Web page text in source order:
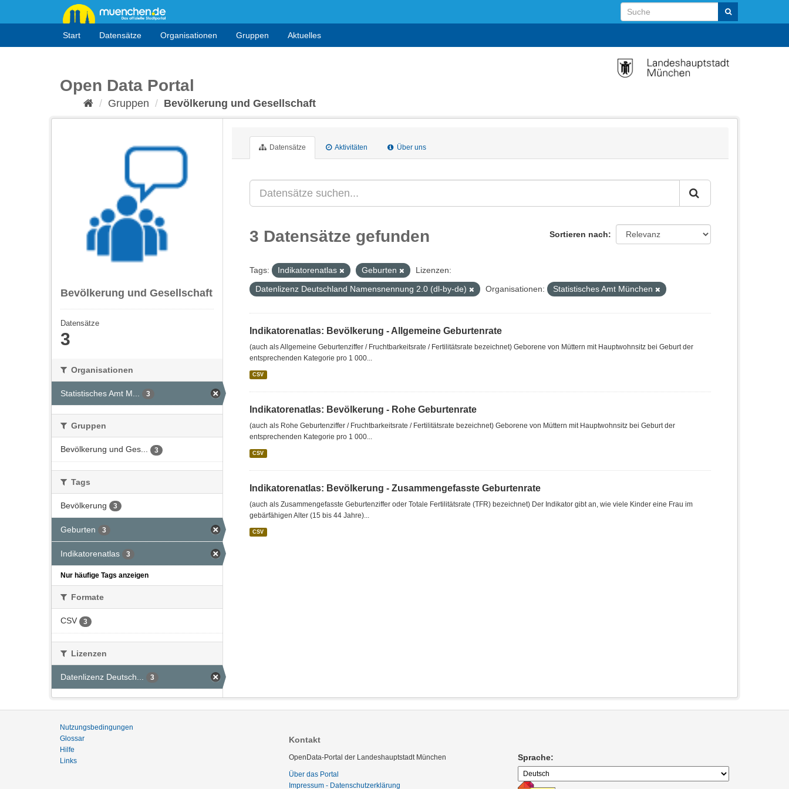
Start Datensätze Organisationen Gruppen Aktuelles
Open Data Portal
Gruppen Bevölkerung und Gesellschaft
Bevölkerung und Gesellschaft
Datensätze
3
Organisationen
Statistisches Amt M... 3
Gruppen
Bevölkerung und Ges... 3
Tags
Bevölkerung 3
Geburten 3
Indikatorenatlas 3
Nur häufige Tags anzeigen
Formate
CSV 3
Lizenzen
Datenlizenz Deutsch... 3
Datensätze Aktivitäten Über uns
Sortieren nach
3 Datensätze gefunden
Tags: Indikatorenatlas Geburten
Lizenzen:
Datenlizenz Deutschland Namensnennung 2.0 (dl-by-de)
Organisationen: Statistisches Amt München
Indikatorenatlas: Bevölkerung - Allgemeine Geburtenrate
(auch als Allgemeine Geburtenziffer / Fruchtbarkeitsrate / Fertilitätsrate bezeichnet) Geborene von Müttern mit Hauptwohnsitz bei Geburt der
entsprechenden Kategorie pro 1 000...
CSV
Indikatorenatlas: Bevölkerung - Rohe Geburtenrate
(auch als Rohe Geburtenziffer / Fruchtbarkeitsrate / Fertilitätsrate bezeichnet) Geborene von Müttern mit Hauptwohnsitz bei Geburt der
entsprechenden Kategorie pro 1 000...
CSV
Indikatorenatlas: Bevölkerung - Zusammengefasste Geburtenrate
(auch als Zusammengefasste Geburtenziffer oder Totale Fertilitätsrate (TFR) bezeichnet) Der Indikator gibt an, wie viele Kinder eine Frau im
gebärfähigen Alter (15 bis 44 Jahre)...
CSV
Nutzungsbedingungen
Glossar
Hilfe
Links
Kontakt
OpenData-Portal der Landeshauptstadt München
Über das Portal
Impressum - Datenschutzerklärung
Sprache